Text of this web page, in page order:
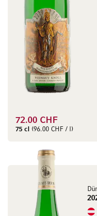
72.00 CHF
75 cl (96.00 CHF / l)